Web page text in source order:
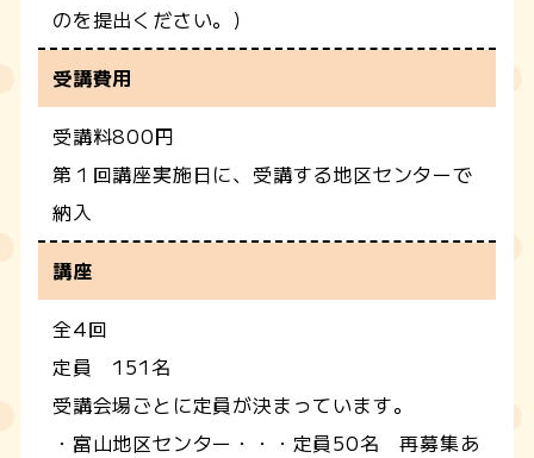
のを提出ください。）
受講費用
受講料800円
第１回講座実施日に、受講する地区センターで
納入
講座
全4回
定員 151名
受講会場ごとに定員が決まっています。
・富山地区センター・・・定員50名 再募集あ